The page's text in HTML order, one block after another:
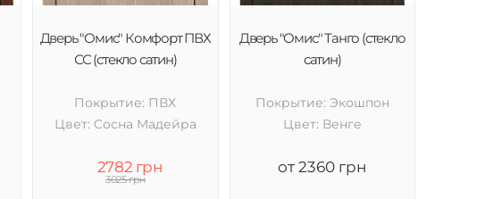
Дверь "Омис" Комфорт ПВХ
СС (стекло сатин)
Покрытие: ПВХ
Цвет: Cосна Мадейра
2782 грн
3025 грн
Дверь "Омис" Танго (стекло
сатин)
Покрытие: Экошпон
Цвет: Венге
от 2360 грн